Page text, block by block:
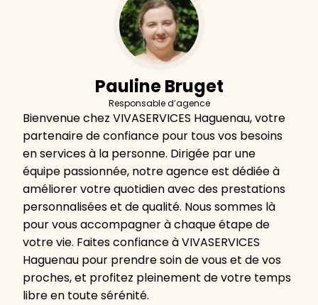
Pauline Bruget
Responsable d’agence
Bienvenue chez VIVASERVICES Haguenau, votre
partenaire de confiance pour tous vos besoins
en services à la personne. Dirigée par une
équipe passionnée, notre agence est dédiée à
améliorer votre quotidien avec des prestations
personnalisées et de qualité. Nous sommes là
pour vous accompagner à chaque étape de
votre vie. Faites confiance à VIVASERVICES
Haguenau pour prendre soin de vous et de vos
proches, et profitez pleinement de votre temps
libre en toute sérénité.